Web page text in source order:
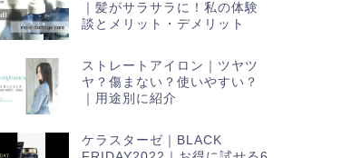
｜髪がサラサラに！私の体験
談とメリット・デメリット
ストレートアイロン｜ツヤツ
ヤ？傷まない？使いやすい？
｜用途別に紹介
ケラスターゼ｜BLACK